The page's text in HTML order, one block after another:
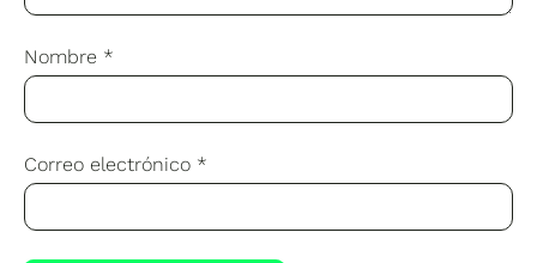
Nombre *
Correo electrónico *